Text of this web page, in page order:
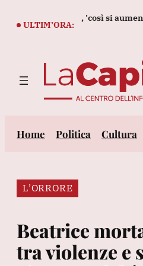
ULTIM’ORA:
sanzioni Usa, 'così si aumenta
Home Politica Cultura
L’ORRORE
Beatrice
tra violenze e